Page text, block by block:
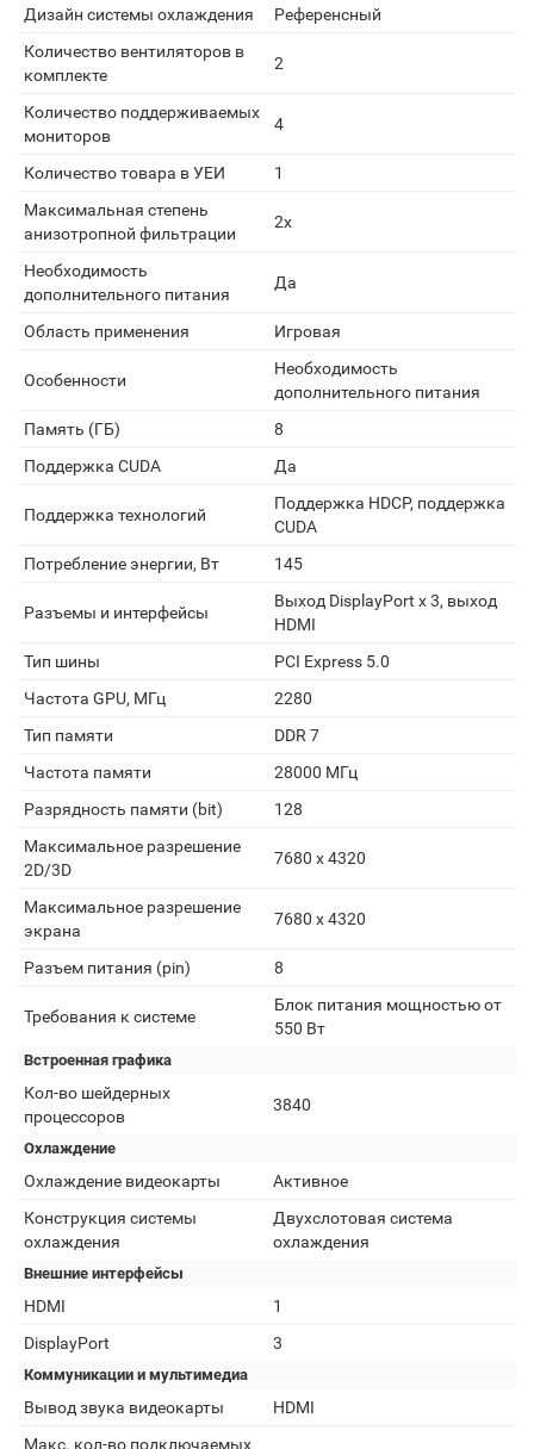
Дизайн системы охлаждения
Референсный
Количество вентиляторов в
комплекте
2
Количество поддерживаемых
мониторов
4
Количество товара в УЕИ
1
Максимальная степень
анизотропной фильтрации
2x
Необходимость
дополнительного питания
Да
Область применения Игровая
Особенности
Необходимость
дополнительного питания
Память (ГБ)
8
Поддержка CUDA
Да
Поддержка технологий
Поддержка HDCP, поддержка
CUDA
Потребление энергии, Вт
145
Разъемы и интерфейсы
Выход DisplayPort x 3, выход
HDMI
Тип шины
PCI Express 5.0
Частота GPU, МГц
2280
Тип памяти
DDR 7
Частота памяти
28000 МГц
Разрядность памяти (bit)
128
Максимальное разрешение
2D/3D
7680 x 4320
Максимальное разрешение
экрана
7680 х 4320
Разъем питания (pin) 8
Требования к системе
Блок питания мощностью от
550 Вт
Встроенная графика
Кол-во шейдерных
процессоров
3840
Охлаждение
Охлаждение видеокарты
Активное
Конструкция системы
охлаждения
Двухслотовая система
охлаждения
Внешние интерфейсы
HDMI
1
DisplayPort
3
Коммуникации и мультимедиа
Вывод звука видеокарты
HDMI
Макс. кол-во подключаемых